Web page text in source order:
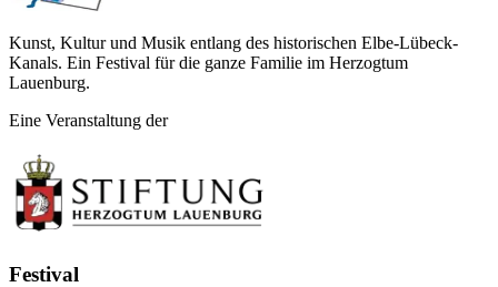
Kunst, Kultur und Musik entlang des historischen Elbe-Lübeck-
Kanals. Ein Festival für die ganze Familie im Herzogtum
Lauenburg.
Eine Veranstaltung der
Festival